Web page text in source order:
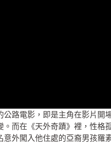
路電影，即是主角在影片
而在《天外奇蹟》裡，性
外闖入他住處的亞裔男孩羅